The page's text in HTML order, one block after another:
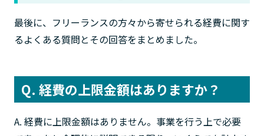
最後に、フリーランスの方々から寄せられる経費に関す
るよくある質問とその回答をまとめました。
Q. 経費の上限金額はありますか？
A. 経費に上限金額はありません。事業を行う上で必要